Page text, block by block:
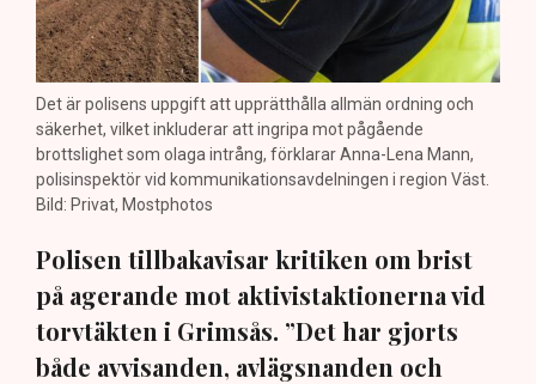
Det är polisens uppgift att upprätthålla allmän ordning och
säkerhet, vilket inkluderar att ingripa mot pågående
brottslighet som olaga intrång, förklarar Anna-Lena Mann,
polisinspektör vid kommunikationsavdelningen i region Väst.
Bild: Privat, Mostphotos
Polisen tillbakavisar kritiken om brist
på agerande mot aktivistaktionerna vid
torvtäkten i Grimsås. ”Det har gjorts
både avvisanden, avlägsnanden och